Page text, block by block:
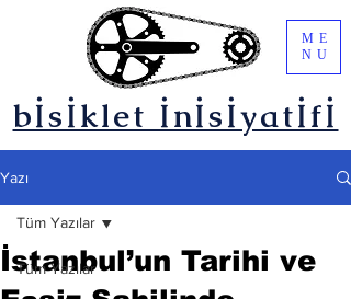
bİsİklet İnİsİyatİfİ
ME
NU
Yazı
Tüm Yazılar
Tüm Yazılar
İstanbul’un Tarihi ve